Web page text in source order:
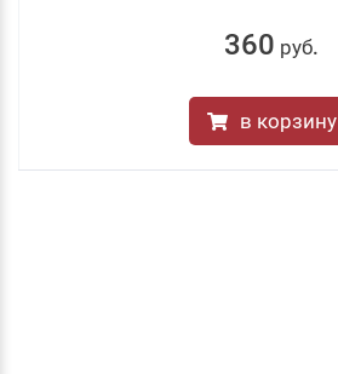
360 руб.
в корзину